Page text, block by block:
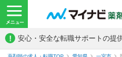
! 安心・安全な転職サポートの提